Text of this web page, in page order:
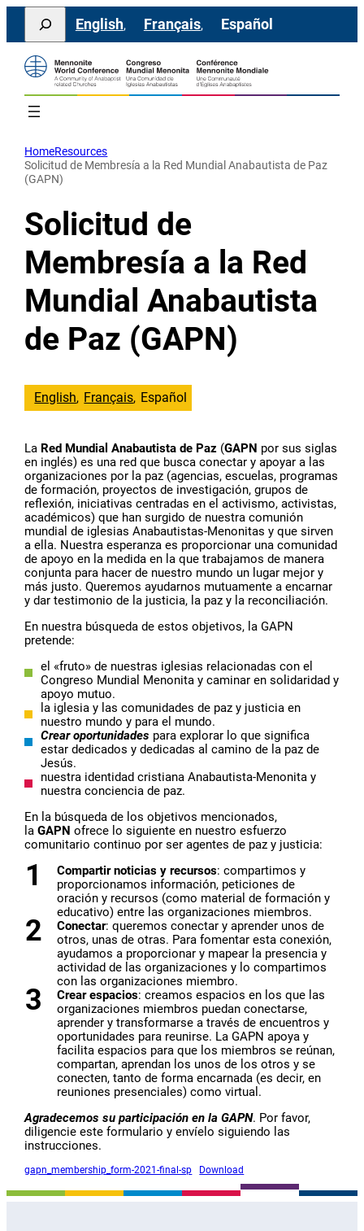
Saltar
contenido
Search
English Français Español
HomeResources
Solicitud de Membresía a la Red Mundial Anabautista de Paz
(GAPN)
Solicitud de
Membresía a la Red
Mundial Anabautista
de Paz (GAPN)
English Français Español
La Red Mundial Anabautista de Paz (GAPN por sus siglas
en inglés) es una red que busca conectar y apoyar a las
organizaciones por la paz (agencias, escuelas, programas
de formación, proyectos de investigación, grupos de
reflexión, iniciativas centradas en el activismo, activistas,
académicos) que han surgido de nuestra comunión
mundial de iglesias Anabautistas-Menonitas y que sirven
a ella. Nuestra esperanza es proporcionar una comunidad
de apoyo en la medida en la que trabajamos de manera
conjunta para hacer de nuestro mundo un lugar mejor y
más justo. Queremos ayudarnos mutuamente a encarnar
y dar testimonio de la justicia, la paz y la reconciliación.
En nuestra búsqueda de estos objetivos, la GAPN
pretende:
el «fruto» de nuestras iglesias relacionadas con el
Congreso Mundial Menonita y caminar en solidaridad y
apoyo mutuo.
la iglesia y las comunidades de paz y justicia en
nuestro mundo y para el mundo.
Crear oportunidades para explorar lo que significa
estar dedicados y dedicadas al camino de la paz de
Jesús.
nuestra identidad cristiana Anabautista-Menonita y
nuestra conciencia de paz.
En la búsqueda de los objetivos mencionados,
laGAPN ofrece lo siguiente en nuestro esfuerzo
comunitario continuo por ser agentes de paz y justicia:
Compartir noticias y recursos: compartimos y
proporcionamos información, peticiones de
oración y recursos (como material de formación y
educativo) entre las organizaciones miembros.
Conectar: queremos conectar y aprender unos de
otros, unas de otras. Para fomentar esta conexión,
ayudamos a proporcionar y mapear la presencia y
actividad de las organizaciones y lo compartimos
con las organizaciones miembro.
Crear espacios: creamos espacios en los que las
organizaciones miembros puedan conectarse,
aprender y transformarse a través de encuentros y
oportunidades para reunirse. La GAPN apoya y
facilita espacios para que los miembros se reúnan,
compartan, aprendan los unos de los otros y se
conecten, tanto de forma encarnada (es decir, en
reuniones presenciales) como virtual.
Agradecemos su participación en la GAPN. Por favor,
diligencie este formulario y envíelo siguiendo las
instrucciones.
gapn_membership_form-2021-final-sp Download